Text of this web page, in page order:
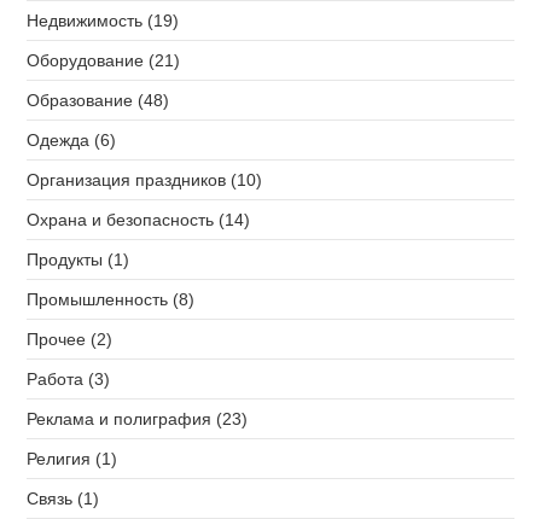
Недвижимость (19)
Оборудование (21)
Образование (48)
Одежда (6)
Организация праздников (10)
Охрана и безопасность (14)
Продукты (1)
Промышленность (8)
Прочее (2)
Работа (3)
Реклама и полиграфия (23)
Религия (1)
Связь (1)